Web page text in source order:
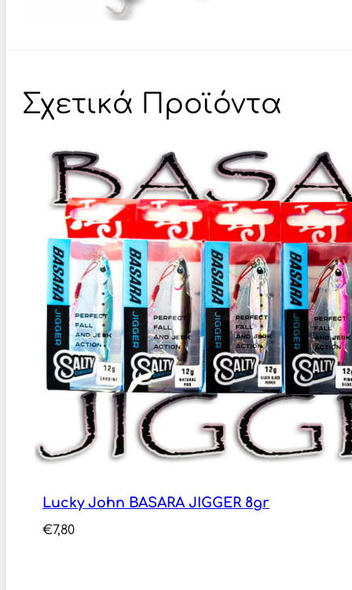
Σχετικά Προϊόντα
Lucky John BASARA JIGGER 8gr
€7,80